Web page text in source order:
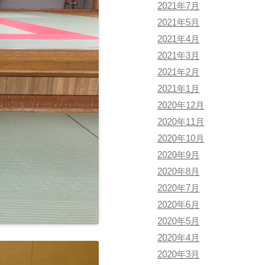
2021年7月
2021年5月
2021年4月
2021年3月
2021年2月
2021年1月
2020年12月
2020年11月
2020年10月
2020年9月
2020年8月
2020年7月
2020年6月
2020年5月
2020年4月
2020年3月